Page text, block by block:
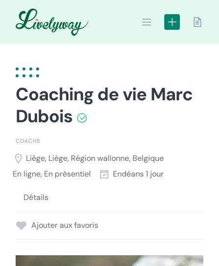
content
Coaching de vie Marc
Dubois
COACHS
Liège, Liège, Région wallonne, Belgique
En ligne, En présentiel
Endéans 1 jour
Détails
Ajouter aux favoris